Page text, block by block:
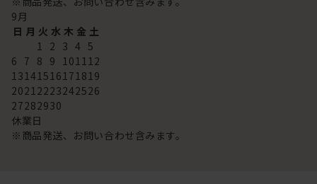
9月
日 月 火 水 木 金 土
1 2 3 4 5
6 7 8 9 101112
13141516171819
20212223242526
27282930
休業日
※商品発送、お問い合わせ含みます。